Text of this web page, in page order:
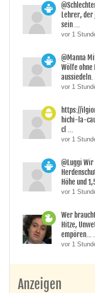
Lehrer,
sein ...
vor 1
@Manna
Wölfe
aussiedeln.
vor 1
https://
hichi-la-
cl ...
vor 1
@Luggi
Höhe und
vor 1
Wer
Hitze,
empören…
vor 1
Anzeigen